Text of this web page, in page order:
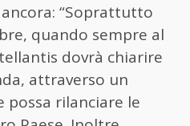
“Soprattutto
quando sempre al
dovrà chiarire
attraverso un
possa rilanciare le